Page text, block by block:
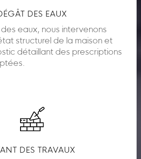
DES EAUX
eaux, nous intervenons
structurel de la maison et
détaillant des prescriptions
DES TRAVAUX